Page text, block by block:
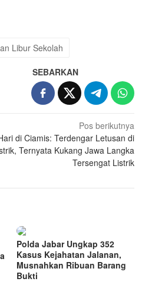
Libur Sekolah
SEBARKAN
Pos berikutnya
di Ciamis: Terdengar Letusan di
Ternyata Kukang Jawa Langka
Tersengat Listrik
Polda Jabar Ungkap 352
Kasus Kejahatan Jalanan,
Musnahkan Ribuan Barang
Bukti